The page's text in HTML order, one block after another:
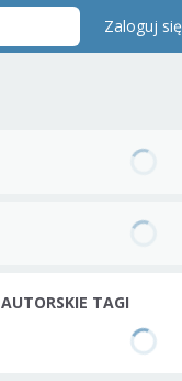
Zaloguj się
AUTORSKIE TAGI